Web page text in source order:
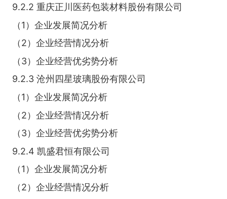
9.2.2 重庆正川医药包装材料股份有限公司
（1）企业发展简况分析
（2）企业经营情况分析
（3）企业经营优劣势分析
9.2.3 沧州四星玻璃股份有限公司
（1）企业发展简况分析
（2）企业经营情况分析
（3）企业经营优劣势分析
9.2.4 凯盛君恒有限公司
（1）企业发展简况分析
（2）企业经营情况分析